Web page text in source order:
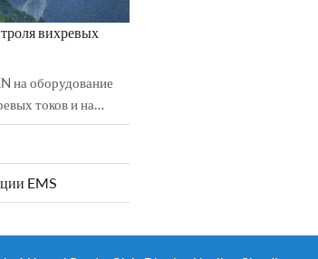
вихревых
на оборудование
токов и на
были
/
и 2...
EMS